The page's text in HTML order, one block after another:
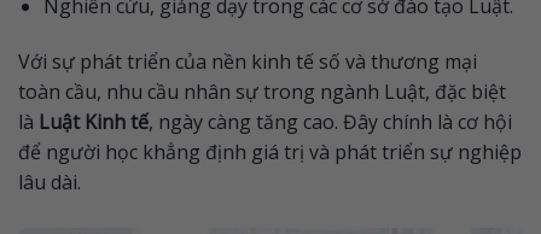
Nghiên cứu, giảng dạy trong các cơ sở đào tạo Luật.
Với sự phát triển của nền kinh tế số và thương mại
toàn cầu, nhu cầu nhân sự trong ngành Luật, đặc biệt
là Luật Kinh tế, ngày càng tăng cao. Đây chính là cơ hội
để người học khẳng định giá trị và phát triển sự nghiệp
lâu dài.